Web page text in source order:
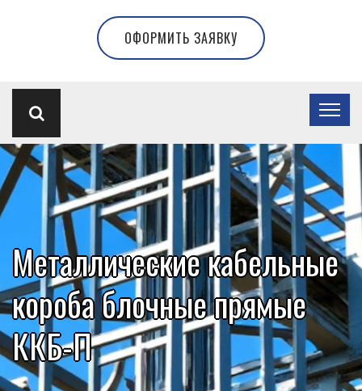
ОФОРМИТЬ ЗАЯВКУ
Металлические кабельные
короба блочные прямые
ККБ-П